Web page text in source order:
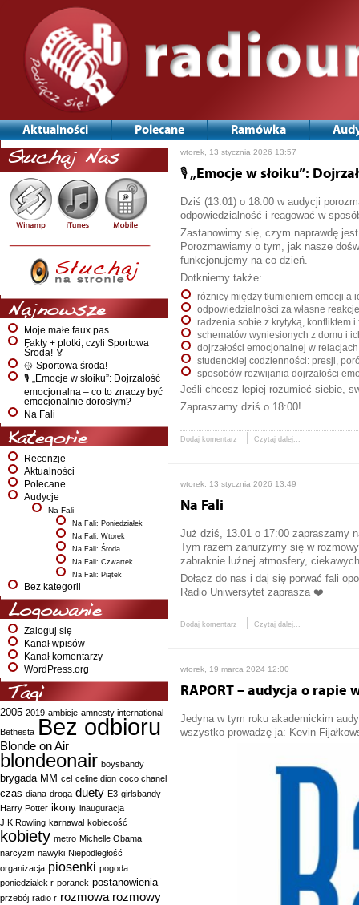
Aktualności Polecane Ramówka
Słuchaj Nas
Najnowsze
Moje małe faux pas
Fakty + plotki, czyli Sportowa
Środa! 🏅
🥎 Sportowa środa!
🎙️ „Emocje w słoiku”: Dojrzałość
emocjonalna – co to znaczy być
emocjonalnie dorosłym?
Na Fali
Kategorie
Recenzje
Aktualności
Polecane
Audycje
Na Fali
Na Fali: Poniedziałek
Na Fali: Wtorek
Na Fali: Środa
Na Fali: Czwartek
Na Fali: Piątek
Bez kategorii
Logowanie
Zaloguj się
Kanał wpisów
Kanał komentarzy
WordPress.org
Tagi
2005 2019 ambicje amnesty international
Bethesta Bez odbioru
Blonde on Air
blondeonair boysbandy
brygada MM cel celine dion coco chanel
czas diana droga duety E3 girlsbandy
Harry Potter ikony inauguracja
J.K.Rowling karnawał kobiecość
kobiety metro Michelle Obama
narcyzm nawyki Niepodległość
organizacja piosenki pogoda
poniedziałek r poranek postanowienia
przebój radio r rozmowa rozmowy
wtorek, 13 stycznia 2026 13:57
🎙️ „Emocje w słoiku”:
Dziś (13.01) o 18:00 w audycji
odpowiedzialność i reagować w
Zastanowimy się, czym naprawdę
Porozmawiamy o tym, jak nasze
funkcjonujemy na co dzień.
Dotkniemy także:
różnicy między tłumieniem emocji a
odpowiedzialności za własne
radzenia sobie z krytyką, konfliktem i
schematów wyniesionych z domu i
dojrzałości emocjonalnej w
studenckiej codzienności: presji,
sposobów rozwijania dojrzałości
Jeśli chcesz lepiej rozumieć siebie,
Zapraszamy dziś o 18:00!
Dodaj komentarz Czytaj dalej...
wtorek, 13 stycznia 2026 13:49
Na Fali
Już dziś, 13.01 o 17:00 zapraszamy
Tym razem zanurzymy się w
zabraknie luźnej atmosfery,
Dołącz do nas i daj się porwać fali
Radio Uniwersytet zaprasza ❤️
Dodaj komentarz Czytaj dalej...
wtorek, 19 marca 2024 12:00
RAPORT – audycja o rapie
Jedyna w tym roku akademickim
wszystko prowadzę ja: Kevin
Nawigacja
po
wpisach